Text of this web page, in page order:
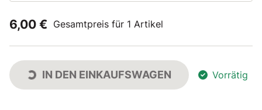
6,00 € Gesamtpreis für 1 Artikel
IN DEN EINKAUFSWAGEN Vorrätig